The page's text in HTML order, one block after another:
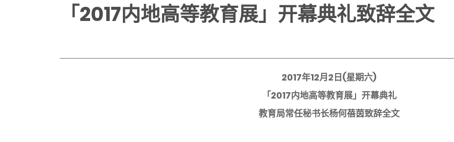
「2017内地高等教育展」开幕典礼致辞全文
2017年12月2日(星期六)
「2017内地高等教育展」开幕典礼
教育局常任秘书长杨何蓓茵致辞全文